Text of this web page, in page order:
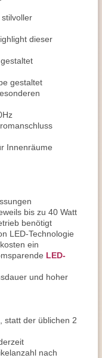
dieser
gestaltet
Innenräume
bis zu 40 Watt
benötigt
LED-Technologie
ein
LED-
und hoher
statt der üblichen 2
nach